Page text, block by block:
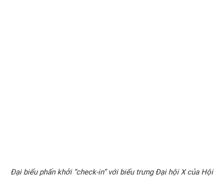
Đại biểu phấn khởi “check-in” với biểu trưng Đại hội X của Hội